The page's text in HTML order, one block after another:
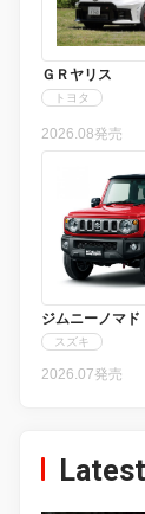
ＧＲヤリス
トヨタ
2026.08発売
ジムニーノマド
スズキ
2026.07発売